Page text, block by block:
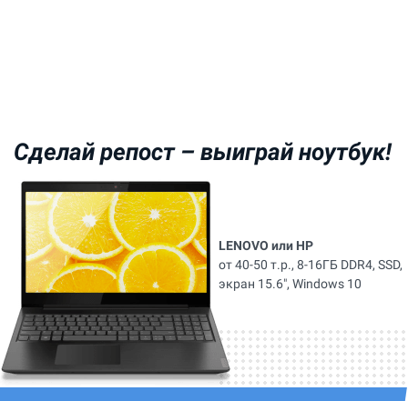
Сделай репост – выиграй ноутбук!
LENOVO или HP
от 40-50 т.р., 8-16ГБ DDR4, SSD,
экран 15.6", Windows 10